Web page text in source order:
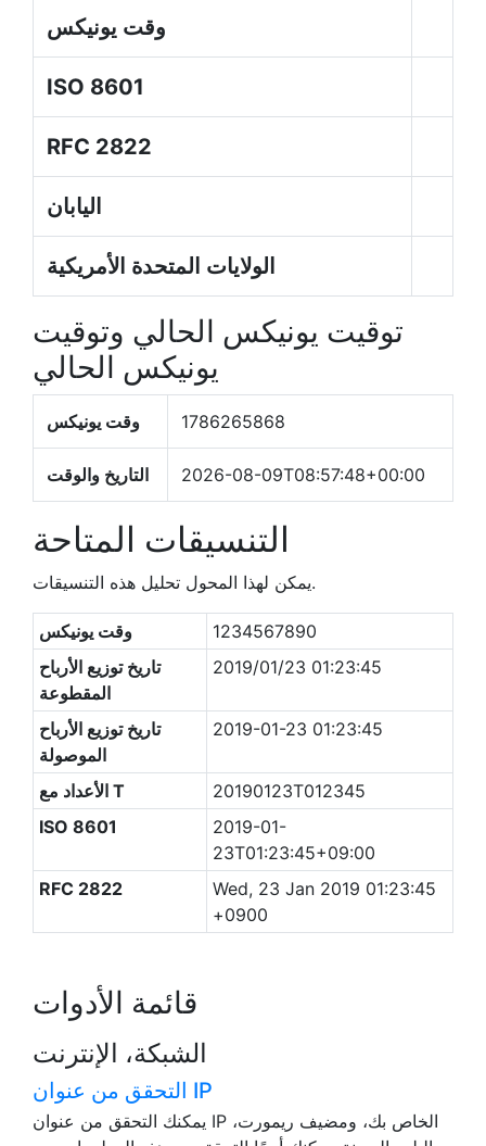
وقت يونيكس
ISO 8601
RFC 2822
اليابان
الولايات المتحدة الأمريكية
توقيت يونيكس الحالي وتوقيت
يونيكس الحالي
وقت يونيكس 1786265869
التاريخ والوقت 2026-08-09T08:57:49+00:00
التنسيقات المتاحة
يمكن لهذا المحول تحليل هذه التنسيقات.
وقت يونيكس
1234567890
تاريخ توزيع الأرباح
المقطوعة
2019/01/23 01:23:45
تاريخ توزيع الأرباح
الموصولة
2019-01-23 01:23:45
الأعداد مع T
20190123T012345
ISO 8601
2019-01-
23T01:23:45+09:00
RFC 2822
Wed, 23 Jan 2019 01:23:45
+0900
قائمة الأدوات
الشبكة، الإنترنت
التحقق من عنوان IP
يمكنك التحقق من عنوان IP الخاص بك، ومضيف ريمورت،